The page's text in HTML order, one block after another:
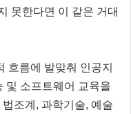
못한다면 이 같은 거대
흐름에 발맞춰 인공지
및 소프트웨어 교육을
조계, 과학기술, 예술